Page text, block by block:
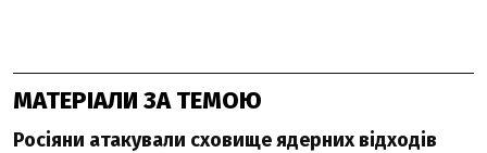
МАТЕРІАЛИ ЗА ТЕМОЮ
Росіяни атакували сховище ядерних відходів